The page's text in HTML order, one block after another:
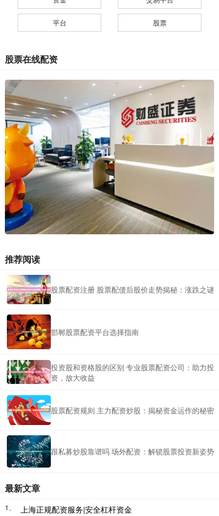
平台 股票
股票在线配资
推荐阅读
股票配资注册 股票配债后股价走势揭秘：涨跌之谜
邯郸股票配资平台选择指南
投资股和资格股的区别 专业股票配资公司：助力投
资，放大收益
股票配资规则 主力配资炒股：揭秘资金运作的秘密
跟私募炒股靠谱吗 场外配资：解锁股票投资新姿势
最新文章
1、 上海正规配资服务|安全杠杆资金